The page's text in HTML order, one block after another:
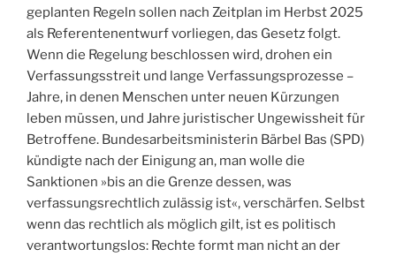
geplanten Regeln sollen nach Zeitplan im Herbst 2025
als Referentenentwurf vorliegen, das Gesetz folgt.
Wenn die Regelung beschlossen wird, drohen ein
Verfassungsstreit und lange Verfassungsprozesse –
Jahre, in denen Menschen unter neuen Kürzungen
leben müssen, und Jahre juristischer Ungewissheit für
Betroffene. Bundesarbeitsministerin Bärbel Bas (SPD)
kündigte nach der Einigung an, man wolle die
Sanktionen »bis an die Grenze dessen, was
verfassungsrechtlich zulässig ist«, verschärfen. Selbst
wenn das rechtlich als möglich gilt, ist es politisch
verantwortungslos: Rechte formt man nicht an der